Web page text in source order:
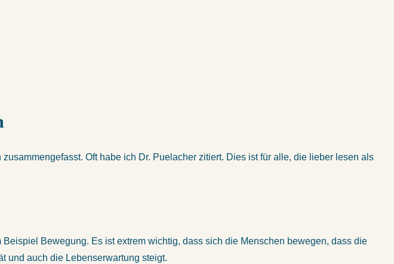
Oft habe ich Dr. Puelacher zitiert. Dies ist für alle, die lieber lesen als
Bewegung. Es ist extrem wichtig, dass sich die Menschen bewegen, dass die
und auch die Lebenserwartung steigt.